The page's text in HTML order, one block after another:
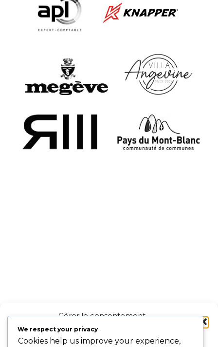
Gérer le consentement
aux cookies
We respect your privacy
Cookies help us improve your experience,